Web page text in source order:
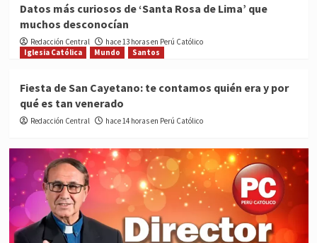
Datos más curiosos de ‘Santa Rosa de Lima’ que
muchos desconocían
Redacción Central
hace 13 horas en Perú Católico
Iglesia Católica
Mundo Santos
Fiesta de San Cayetano: te contamos quién era y por
qué es tan venerado
Redacción Central hace 14 horas en Perú Católico